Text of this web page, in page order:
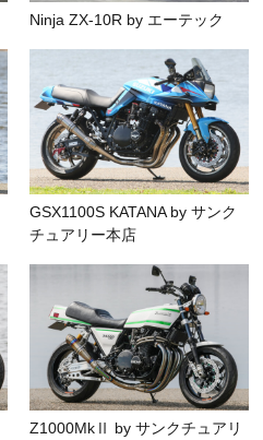
Ninja ZX-10R by エーテック
GSX1100S KATANA by サンク
チュアリー本店
Z1000MkⅡ by サンクチュアリ